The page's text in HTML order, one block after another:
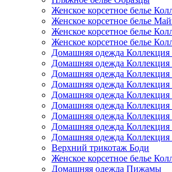
Женское корсетное белье
Женское корсетное белье
Женское корсетное белье
Женское корсетное белье
Домашняя одежда
Домашняя одежда
Домашняя одежда
Домашняя одежда
Домашняя одежда
Домашняя одежда
Домашняя одежда Коллекция
Домашняя одежда
Домашняя одежда
Верхний трикотаж Боди
Женское корсетное белье
Домашняя одежда Пижамы